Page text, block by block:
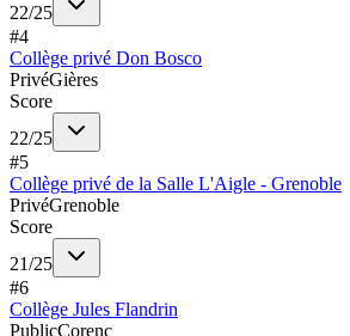
22/25
#4
Collège privé Don Bosco
PrivéGières
Score
22/25
#5
Collège privé de la Salle L'Aigle - Grenoble
PrivéGrenoble
Score
21/25
#6
Collège Jules Flandrin
PublicCorenc